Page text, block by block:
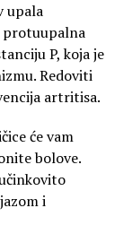
upala
protuupalna
P, koja je
Redoviti
artritisa.
će vam
bolove.
i